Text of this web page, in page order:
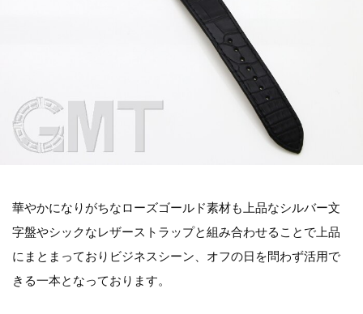
華やかになりがちなローズゴールド素材も上品なシルバー文
字盤やシックなレザーストラップと組み合わせることで上品
にまとまっておりビジネスシーン、オフの日を問わず活用で
きる一本となっております。